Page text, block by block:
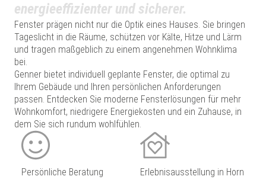
energieeffizienter und sicherer.
Fenster prägen nicht nur die Optik eines Hauses. Sie bringen
Tageslicht in die Räume, schützen vor Kälte, Hitze und Lärm
und tragen maßgeblich zu einem angenehmen Wohnklima
bei.
Genner bietet individuell geplante Fenster, die optimal zu
Ihrem Gebäude und Ihren persönlichen Anforderungen
passen. Entdecken Sie moderne Fensterlösungen für mehr
Wohnkomfort, niedrigere Energiekosten und ein Zuhause, in
dem Sie sich rundum wohlfühlen.
Persönliche Beratung Erlebnisausstellung in Horn